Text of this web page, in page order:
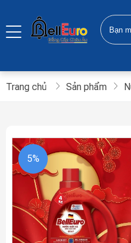
Trang chủ Sản phẩm
5%